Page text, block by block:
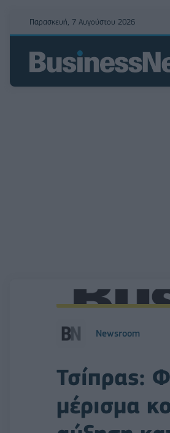
Παρασκευή, 7 Αυγούστου 2026
Newsroom
Τσίπρας:
μέρισμα